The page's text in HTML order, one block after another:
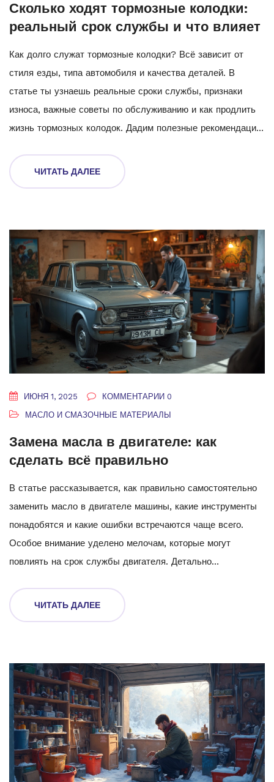
Сколько ходят тормозные колодки:
реальный срок службы и что влияет
Как долго служат тормозные колодки? Всё зависит от
стиля езды, типа автомобиля и качества деталей. В
статье ты узнаешь реальные сроки службы, признаки
износа, важные советы по обслуживанию и как продлить
жизнь тормозных колодок. Дадим полезные рекомендации
безопасность и деньги — знай больше о колодках.
ЧИТАТЬ ДАЛЕЕ
ИЮНЯ 1, 2025
КОММЕНТАРИИ 0
МАСЛО И СМАЗОЧНЫЕ МАТЕРИАЛЫ
Замена масла в двигателе: как
сделать всё правильно
В статье рассказывается, как правильно самостоятельно
заменить масло в двигателе машины, какие инструменты
понадобятся и какие ошибки встречаются чаще всего.
Особое внимание уделено мелочам, которые могут
повлиять на срок службы двигателя. Детально
подходящий продукт и что делать со старым маслом
после слива. Информация подаётся просто, без лишней
сделать замену масла быстрее и безопаснее.
ЧИТАТЬ ДАЛЕЕ